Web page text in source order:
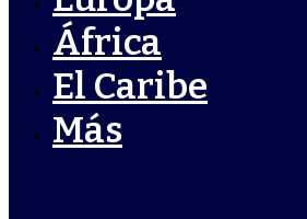
África
El Caribe
Más